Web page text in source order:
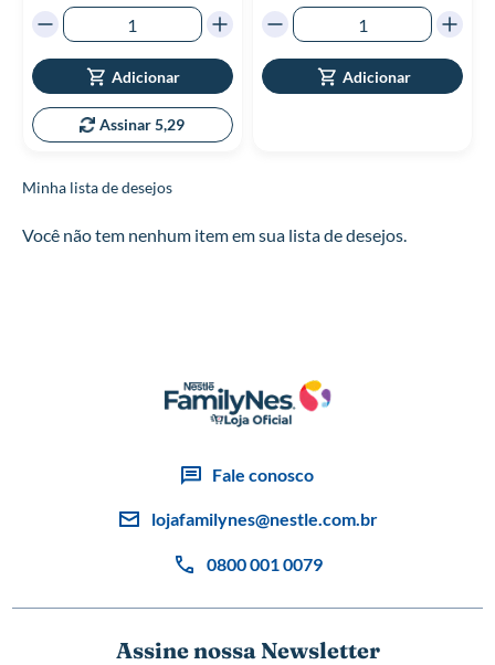
Adicionar
Assinar 5,29
Adicionar
Minha lista de desejos
Você não tem nenhum item em sua lista de desejos.
Fale conosco
lojafamilynes@nestle.com.br
0800 001 0079
Assine nossa Newsletter